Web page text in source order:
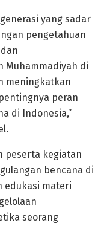
yang sadar
pengetahuan
Muhammadiyah di
meningkatkan
peran
di Indonesia,”
peserta kegiatan
bencana di
edukasi materi
seorang